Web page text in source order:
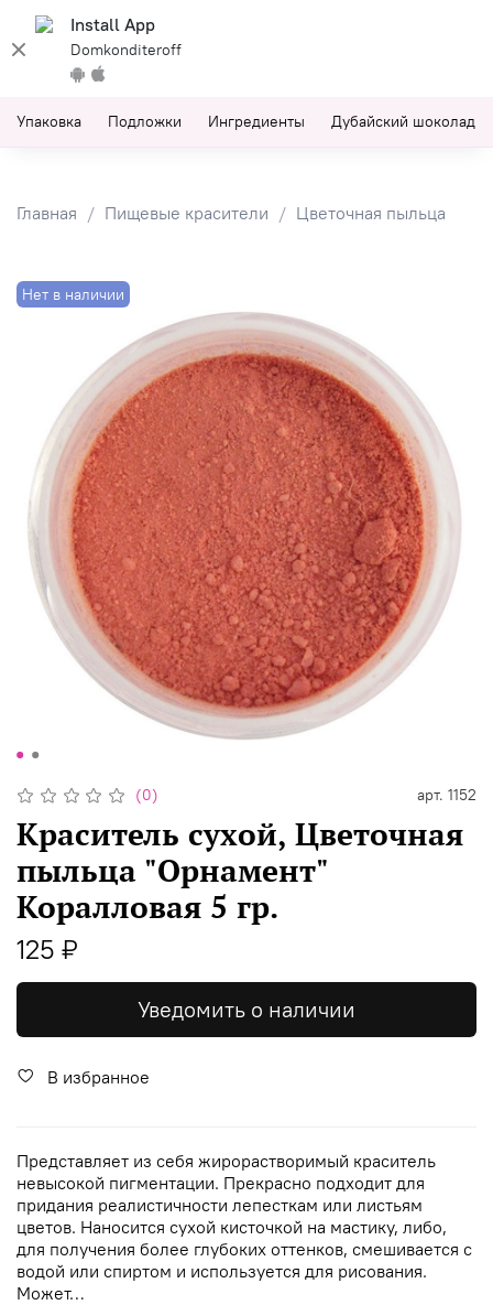
Install App
Domkonditeroff
Упаковка Подложки Ингредиенты Дубайский шоколад
Главная Пищевые красители Цветочная пыльца
Нет в наличии
(0) арт. 1152
Краситель сухой, Цветочная
пыльца "Орнамент"
Коралловая 5 гр.
125 ₽
Уведомить о наличии
В избранное
Представляет из себя жирорастворимый краситель
невысокой пигментации. Прекрасно подходит для
придания реалистичности лепесткам или листьям
цветов. Наносится сухой кисточкой на мастику, либо,
для получения более глубоких оттенков, смешивается с
водой или спиртом и используется для рисования.
Может…